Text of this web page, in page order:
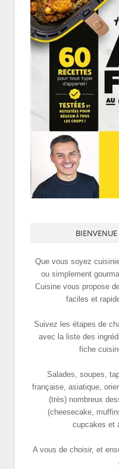
Que vous soyez
ou simplement
Cuisine vous propose
faciles et
Suivez les étapes de
avec la liste des
fiche
Salades, soupes,
française, asiatique,
(très) nombreux
(cheesecake,
cupcakes et
A vous de choisir, et